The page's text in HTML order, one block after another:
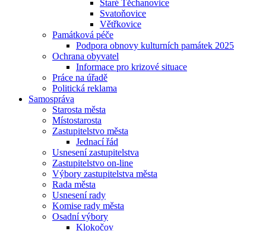
Staré Těchanovice
Svatoňovice
Větřkovice
Památková péče
Podpora obnovy kulturních památek 2025
Ochrana obyvatel
Informace pro krizové situace
Práce na úřadě
Politická reklama
Samospráva
Starosta města
Místostarosta
Zastupitelstvo města
Jednací řád
Usnesení zastupitelstva
Zastupitelstvo on-line
Výbory zastupitelstva města
Rada města
Usnesení rady
Komise rady města
Osadní výbory
Klokočov